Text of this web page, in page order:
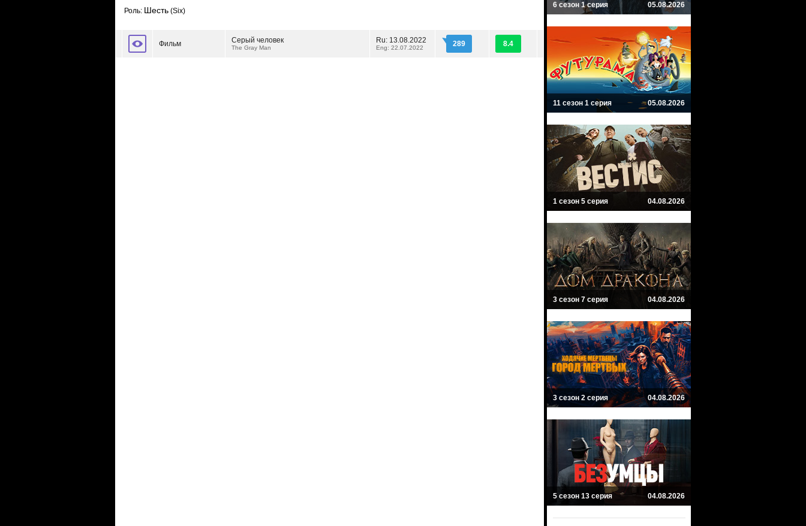
Роль: Шесть (Six)
Фильм Серый человек
The Gray Man
Ru: 13.08.2022
Eng: 22.07.2022 289 8.4
6 сезон 1 серия 05.08.2026
11 сезон 1 серия 05.08.2026
1 сезон 5 серия 04.08.2026
3 сезон 7 серия 04.08.2026
3 сезон 2 серия 04.08.2026
5 сезон 13 серия 04.08.2026